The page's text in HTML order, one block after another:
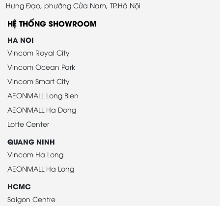
Hưng Đạo, phường Cửa Nam, TP.Hà Nội
HỆ THỐNG SHOWROOM
HA NOI
Vincom Royal City
Vincom Ocean Park
Vincom Smart City
AEONMALL Long Bien
AEONMALL Ha Dong
Lotte Center
QUANG NINH
Vincom Ha Long
AEONMALL Ha Long
HCMC
Saigon Centre